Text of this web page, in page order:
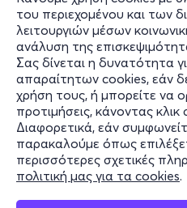
του περιεχομένου και των
λειτουργιών μέσων
ανάλυση της
Σας δίνεται η δυνατότητα
απαραίτητων cookies, εάν
χρήση τους, ή μπορείτε να
προτιμήσεις, κάνοντας
Διαφορετικά, εάν
παρακαλούμε όπως
περισσότερες σχετικές
πολιτική μας για τα cookies.
Πληροφορίες
Υποστήριξη
Stay Connected